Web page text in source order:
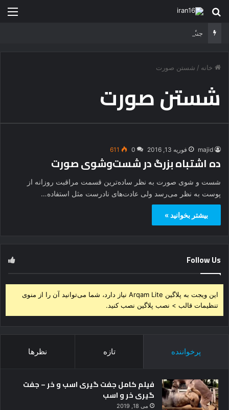
جستجو برای
جنگ شیر درنده مقابل ببر خشمگین
خانه / شستن صورت
شستن صورت
majid فوریه 13, 2016 0
611
ده اشتباه بزرگ در شست‌وشوی صورت
شست و شوی صورت به نظر ساده‌ترین قسمت مراقبت روزانه از
پوست به نظر می‌رسد ولی عادت‌های نادرست مثل استفاده…
بیشتر بخوانید »
Follow Us
این ویجت به پلاگین Arqam Lite نیاز دارد، شما می‌توانید آن را از منوی
تنظیمات قالب > نصب پلاگین نصب کنید.
پرخواننده تازه نظرها
فیلم کامل جفت گیری اسب و خر – جفت
گیری خر و اسب
می 18, 2019